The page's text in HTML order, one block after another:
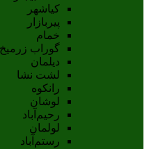
کیاشهر
پیربازار
خمام
گوراب زرمیخ
دیلمان
لشت نشا
رانکوه
لوشان
رحیم‌آباد
لولمان
رستم‌آباد